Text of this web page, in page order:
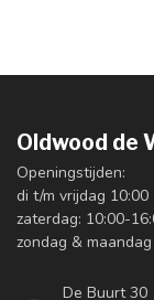
Oldwood de
Openingstijden:
di t/m vrijdag 10:00
zaterdag: 10:00-
zondag &
De Buurt 30